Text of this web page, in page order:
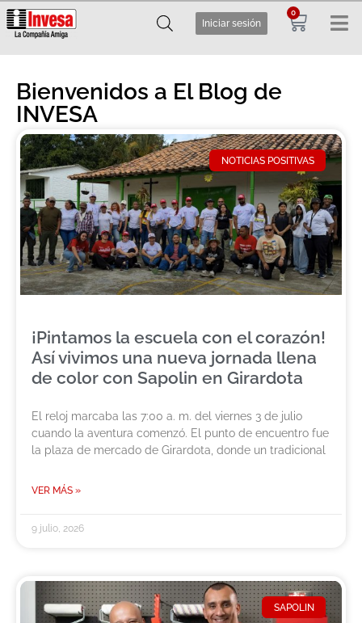
Iniciar sesión
0
Bienvenidos a El Blog de
INVESA
NOTICIAS POSITIVAS
¡Pintamos la escuela con el corazón!
Así vivimos una nueva jornada llena
de color con Sapolin en Girardota
El reloj marcaba las 7:00 a. m. del viernes 3 de julio
cuando la aventura comenzó. El punto de encuentro fue
la plaza de mercado de Girardota, donde un tradicional
VER MÁS »
9 julio, 2026
SAPOLIN